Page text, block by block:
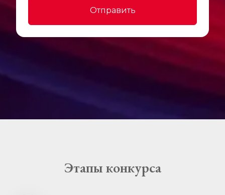
Отправить
Этапы конкурса